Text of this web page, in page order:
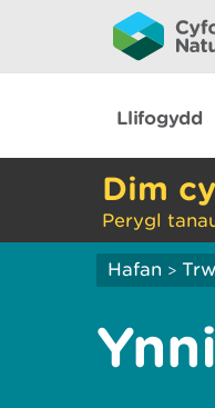
Llifogydd
Dim
Perygl
Hafan >